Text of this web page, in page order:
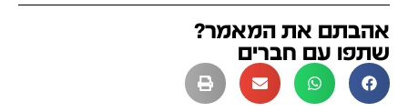
אהבתם את המאמר?
שתפו עם חברים